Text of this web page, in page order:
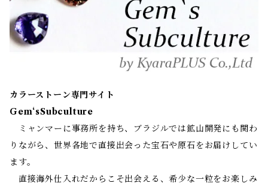
カラーストーン専門サイト
Gem‘sSubculture
ミャンマーに事務所を持ち、ブラジルでは鉱山開発にも関わ
りながら、世界各地で直接出会った宝石や原石をお届けしてい
ます。
直接海外仕入れだからこそ出会える、希少な一粒をお楽しみ